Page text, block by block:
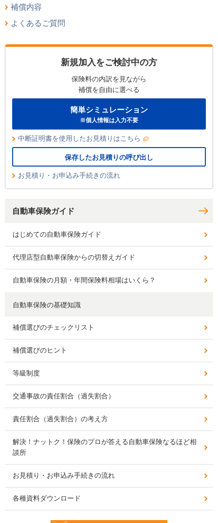
補償内容
よくあるご質問
新規加入をご検討中の方
保険料の内訳を見ながら
補償を自由に選べる
簡単シミュレーション
※個人情報は入力不要
中断証明書を使用したお見積りはこちら
保存したお見積りの呼び出し
お見積り・お申込み手続きの流れ
自動車保険ガイド
はじめての自動車保険ガイド
代理店型自動車保険からの切替えガイド
自動車保険の月額・年間保険料相場はいくら？
自動車保険の基礎知識
補償選びのチェックリスト
補償選びのヒント
等級制度
交通事故の責任割合（過失割合）
責任割合（過失割合）の考え方
解決！ナットク！保険のプロが答える自動車保険なるほど相
談所
お見積り・お申込み手続きの流れ
各種資料ダウンロード